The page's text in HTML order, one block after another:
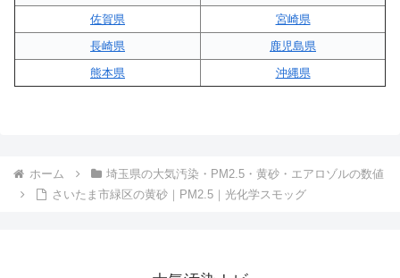
佐賀県
宮崎県
長崎県
鹿児島県
熊本県
沖縄県
ホーム
埼玉県の大気汚染・PM2.5・黄砂・エアロゾルの数値
さいたま市緑区の黄砂｜PM2.5｜光化学スモッグ